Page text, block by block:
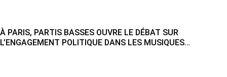
À PARIS, PARTIS BASSES OUVRE LE DÉBAT SUR
L’ENGAGEMENT POLITIQUE DANS LES MUSIQUES